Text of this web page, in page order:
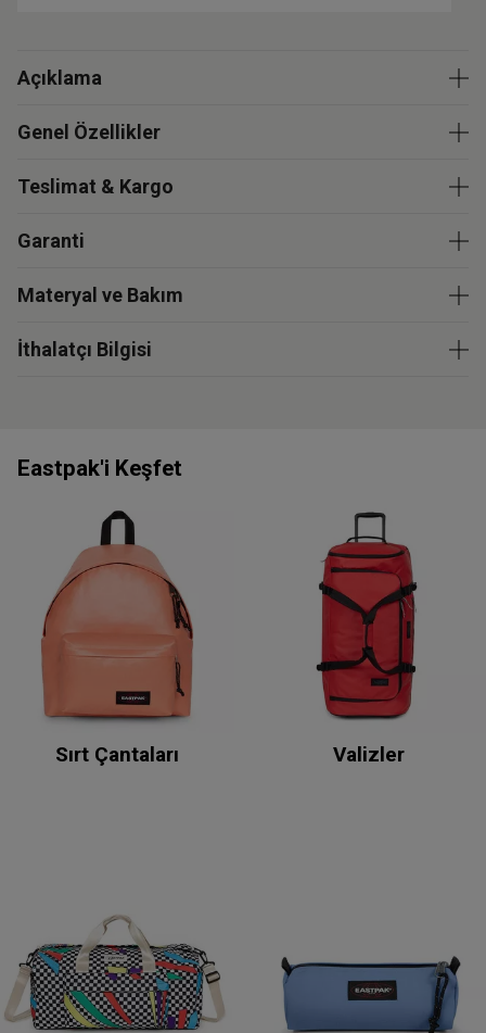
Açıklama
Genel Özellikler
Teslimat & Kargo
Garanti
Materyal ve Bakım
İthalatçı Bilgisi
Eastpak'i Keşfet
Sırt Çantaları Valizler